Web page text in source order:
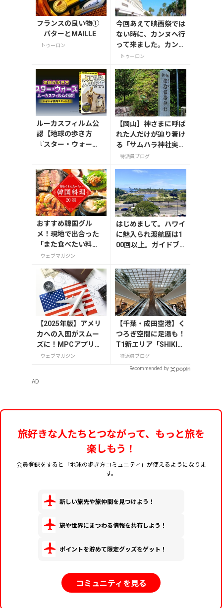
フランスの良い物①
バターとMAILLE
トゥーロン
今回あえて映画祭では
ない時に、カンヌへ行
って来ました。カンヌ
が一番賑わうのは勿論
夏のヴァカンス時期も
多くの観光客が訪れて
います。
トゥーロン
ルーカスフィルム公
認【地球の歩き方
『スター・ウォー
ログラム仕様の特製
リバーシブル帯付き
【岡山】神さまに呼ば
れた人だけが辿り着け
る「サムハラ神社奥の
宮」
特派員ブログ
おすすめ韓国グル
メ！現地で出合った
「また食べたい料
理」20選
ウェブマガジン
はじめまして。ハワイ
に魅入られ渡航歴は1
00回以上。ガイドブ
で、その魅力や情報、
過ごし方などを旅行者
目線でお届けしていま
す、小笠原リサと申し
ます。私にとってハワ
イは、世界でいちばん
居心地のよい島であ
り、癒しとパワーの充
電スポット！ 海で心
身を浄化し、山で深い
みんな笑顔。その表情
な
【2025年版】アメリ
カへの入国がスムー
ズに！MPCアプリの
登録方法や使い方を
ウェブマガジン
【千葉・成田空港】く
つろぎ空間に足湯も！
T1新エリア「SHIKIS
AI GARDEN」
特派員ブログ
Recommended by
AD
旅好きな人たちとつながって、もっと旅を
楽しもう！
会員登録をすると「地球の歩き方コミュニティ」が使えるようになりま
す。
新しい旅先や旅仲間を見つけよう！
旅や世界にまつわる情報を共有しよう！
ポイントを貯めて限定グッズをゲット！
コミュニティを見る